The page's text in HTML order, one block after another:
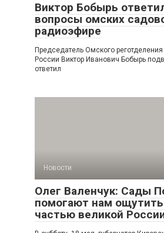
Виктор Бобырь
вопросы омских
радиоэфире
Председатель Омского
России Виктор Иванович Бобырь
ответил
Новости
Олег Валенчук: Сады
помогают нам
частью великой